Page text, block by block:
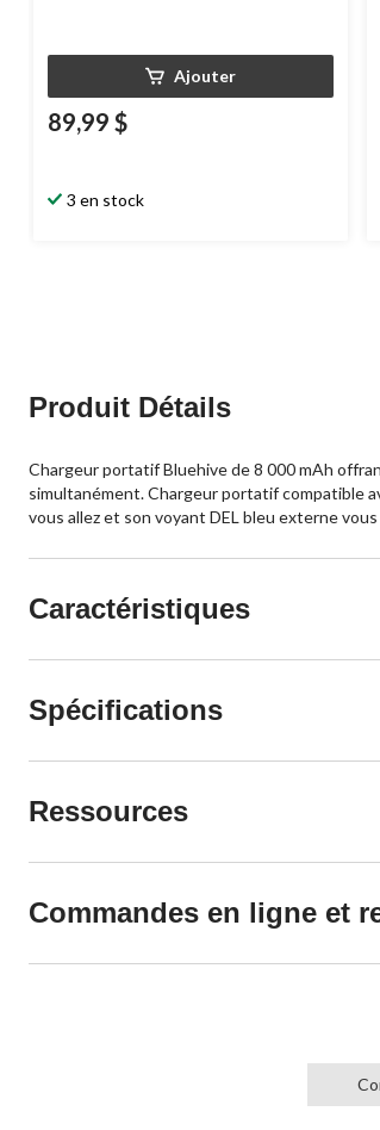
Ajouter
89,99 $
3 en stock
Produit Détails
Chargeur portatif Bluehive de 8 000 mAh
simultanément. Chargeur portatif compatible
vous allez et son voyant DEL bleu externe
Caractéristiques
Spécifications
Ressources
Commandes en ligne et